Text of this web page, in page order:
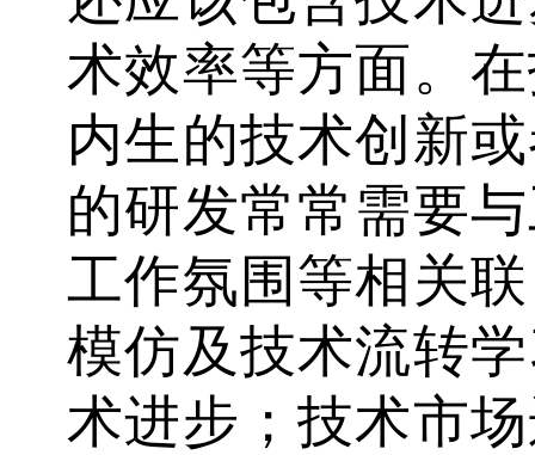
术效率等方面。
内生的技术创新
的研发常常需要
工作氛围等相关
模仿及技术流转
术进步；技术市